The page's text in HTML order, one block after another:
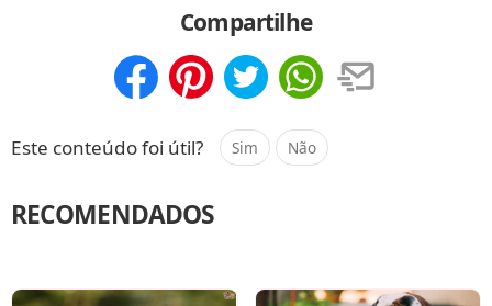
Compartilhe
Este conteúdo foi útil? Sim Não
RECOMENDADOS